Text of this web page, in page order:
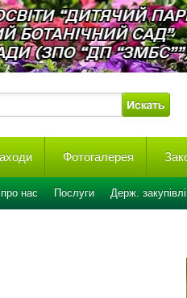
Фотогалерея
нас Послуги Держ. закупівлі